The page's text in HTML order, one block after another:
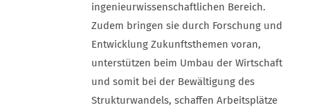
ingenieurwissenschaftlichen Bereich.
Zudem bringen sie durch Forschung und
Entwicklung Zukunftsthemen voran,
unterstützen beim Umbau der Wirtschaft
und somit bei der Bewältigung des
Strukturwandels, schaffen Arbeitsplätze